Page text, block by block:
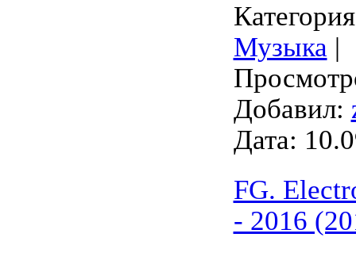
Музыка |
Добавил:
Дата:
FG.
- 2016